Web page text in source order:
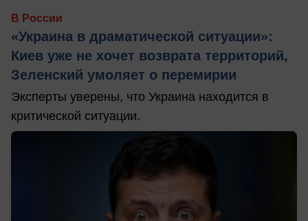
В России
«Украина в драматической ситуации»:
Киев уже не хочет возврата территорий,
Зеленский умоляет о перемирии
Эксперты уверены, что Украина находится в
критической ситуации.